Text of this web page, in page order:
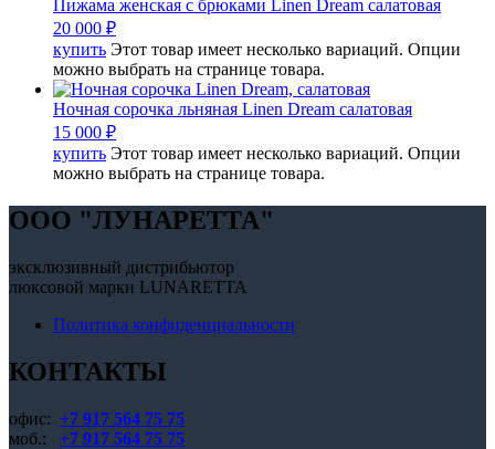
Пижама женская с брюками Linen Dream салатовая
20 000 ₽
купить Этот товар имеет несколько вариаций. Опции
можно выбрать на странице товара.
Ночная сорочка льняная Linen Dream салатовая
15 000 ₽
купить Этот товар имеет несколько вариаций. Опции
можно выбрать на странице товара.
OOO "ЛУНАРЕТТА"
эксклюзивный дистрибьютор
люксовой марки LUNARETTA
Политика конфиденциальности
КОНТАКТЫ
офис: +7 917 564 75 75
моб.: +7 917 564 75 75